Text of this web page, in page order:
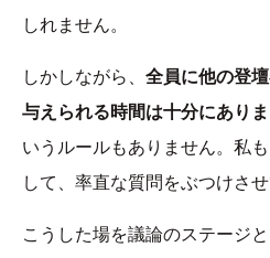
しれません。
しかしながら、 全員に他の登
与えられる時間は十分にあり
いうルールもありません。私
して、率直な質問をぶつけさ
こうした場を議論のステージ